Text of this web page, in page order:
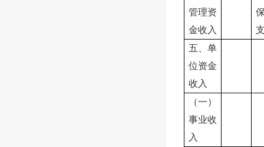
管理资
金收入
五、单
位资金
收入
（一）
事业收
入